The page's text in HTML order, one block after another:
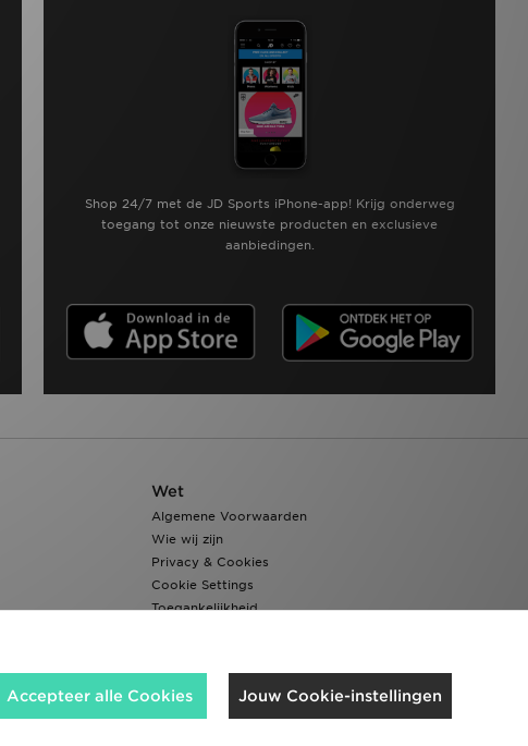
Shop 24/7 met de JD Sports iPhone-app! Krijg onderweg
toegang tot onze nieuwste producten en exclusieve
aanbiedingen.
Wet
Algemene Voorwaarden
Wie wij zijn
Privacy & Cookies
Cookie Settings
Toegankelijkheid
Wij accepteren de volgende betaalmethoden
Jouw Cookie-instellingen
Accepteer alle Cookies